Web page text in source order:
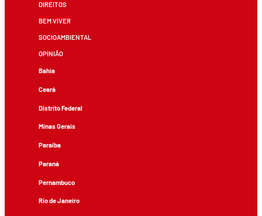
DIREITOS
BEM VIVER
SOCIOAMBIENTAL
OPINIÃO
Bahia
Ceará
Distrito Federal
Minas Gerais
Paraíba
Paraná
Pernambuco
Rio de Janeiro